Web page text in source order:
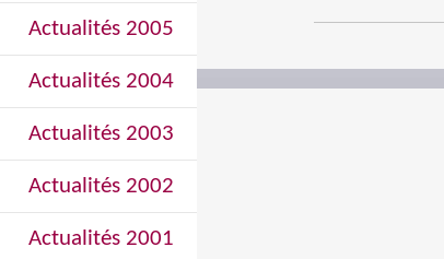
Actualités 2005
Actualités 2004
Actualités 2003
Actualités 2002
Actualités 2001